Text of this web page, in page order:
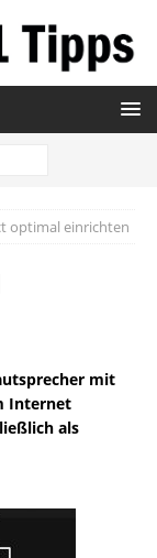
optimal einrichten
mit
Internet
als